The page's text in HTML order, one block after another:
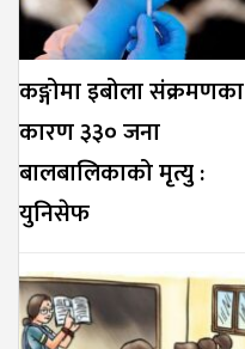
कङ्गोमा इबोला संक्रमणका
कारण ३३० जना
बालबालिकाको मृत्यु :
युनिसेफ